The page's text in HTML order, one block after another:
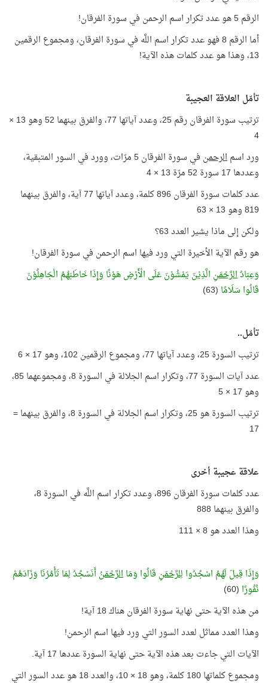
الرقم 5 هو عدد تكرار اسم الرحمن في سورة الفرقان!
أما الرقم 8 فهو عدد تكرار اسم اللَّه في سورة الفرقان، ومجموع الرقمين
13، وهذا هو عدد كلمات هذه الآية!
تأمّل العلاقة العجيبة
ترتيب سورة الفرقان رقم 25، وعدد آياتها 77، والفرق بينهما 52 وهو 13 ×
4
ورد اسمالرحمن
في سورة الفرقان 5 مرّات، وورد في السور المتبقية،
وعددها 17 سورة 52 مرّة 13 × 4
عدد كلمات سورة الفرقان 896 كلمة، وعدد آياتها 77 آية، والفرق بينهما
819 وهو 13 × 63
ولكن إلى ماذا يشير العدد 63؟
هو رقم الآية الأخيرة التي ورد فيها اسم الرحمن في سورة الفرقان!
وَعِبَادُالرَّحْمَنِ الَّذِيْنَ يَمْشُوْنَ عَلَى الْأَرْضِ هَوْنًا وَإِذَا خَاطَبَهُمُ الْجَاهِلُوْنَ
قَالُوا سَلَامًا (63)
تأمّل..
ترتيب السورة 25، وعدد آياتها 77، ومجموع الرقمين 102، وهو 17 × 6
عدد آيات السورة 77، وتكرار اسم الجلالة في السورة 8، ومجموعهما 85،
وهو 17 × 5
ترتيب السورة هو 25، وتكرار اسم الجلالة في السورة 8، والفرق بينهما =
17
علاقة عجيبة أخرى
عدد كلمات سورة الفرقان 896، وعدد تكرار اسم اللَّه في السورة 8،
والفرق بينهما 888
وهذا العدد هو 8 × 111
وَإِذَا قِيلَ لَهُمُ اسْجُدُوالِلرَّحْمَنِ قَالُوا وَمَاالرَّحْمَنُأَنَسْجُدُ لِمَا تَأْمُرُنَا وَزَادَهُمْ
نُفُورًا (60)
من هذه الآية حتى نهاية سورة الفرقان هناك 18 آية!
وهذا العدد مماثل لعدد السور التي ورد فيها اسم الرحمن!
الآيات التي جاءت بعد هذه الآية حتى نهاية السورة عددها 17 آية.
ومجموع كلماتها 180 كلمة، وهو 18 × 10، والعدد 18 هو عدد السور التي